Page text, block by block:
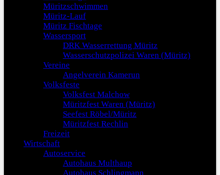
Müritzschwimmen
Müritz-Lauf
Müritz Fischtage
Wassersport
DRK Wasserrettung Müritz
Wasserschutzpolizei Waren (Müritz)
Vereine
Angelverein Kamerun
Volksfeste
Volksfest Malchow
Müritzfest Waren (Müritz)
Seefest Röbel/Müritz
Müritzfest Rechlin
Freizeit
Wirtschaft
Autoservice
Autohaus Multhaup
Autohaus Schlingmann